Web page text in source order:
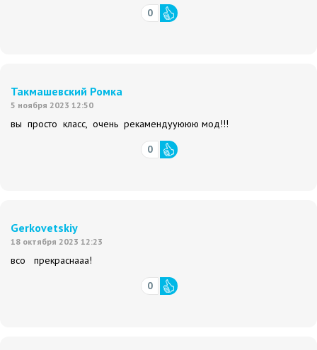
0
Такмашевский Ромка
5 ноября 2023 12:50
вы просто класс, очень рекамендууююю мод!!!
0
Gerkovetskiy
18 октября 2023 12:23
всо прекраснааа!
0